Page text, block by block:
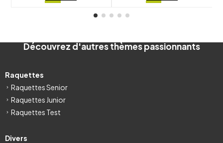
Découvrez d'autres thèmes passionnants
Raquettes
Raquettes Senior
Raquettes Junior
Raquettes Test
Divers